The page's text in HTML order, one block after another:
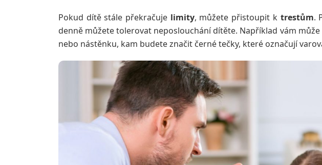
Pokud dítě stále překračuje limity, můžete přistoupit k trestům.
denně můžete tolerovat neposlouchání dítěte. Například vám
nebo nástěnku, kam budete značit černé tečky, které označují